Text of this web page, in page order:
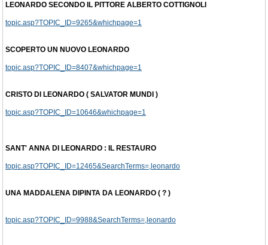
LEONARDO SECONDO IL PITTORE ALBERTO COTTIGNOLI
topic.asp?TOPIC_ID=9265&whichpage=1
SCOPERTO UN NUOVO LEONARDO
topic.asp?TOPIC_ID=8407&whichpage=1
CRISTO DI LEONARDO ( SALVATOR MUNDI )
topic.asp?TOPIC_ID=10646&whichpage=1
SANT' ANNA DI LEONARDO : IL RESTAURO
topic.asp?TOPIC_ID=12465&SearchTerms=,leonardo
UNA MADDALENA DIPINTA DA LEONARDO ( ? )
topic.asp?TOPIC_ID=9988&SearchTerms=,leonardo